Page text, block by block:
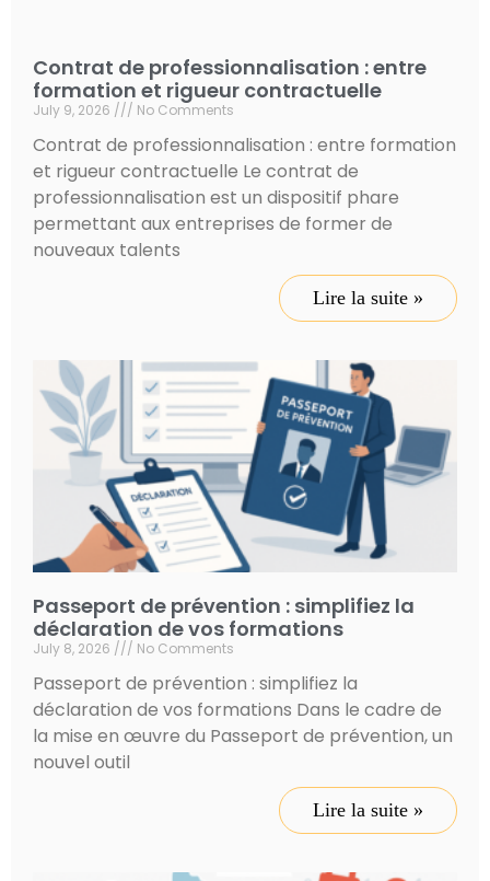
Contrat de professionnalisation : entre
formation et rigueur contractuelle
July 9, 2026 No Comments
Contrat de professionnalisation : entre formation
et rigueur contractuelle Le contrat de
professionnalisation est un dispositif phare
permettant aux entreprises de former de
nouveaux talents
Lire la suite »
Passeport de prévention : simplifiez la
déclaration de vos formations
July 8, 2026 No Comments
Passeport de prévention : simplifiez la
déclaration de vos formations Dans le cadre de
la mise en œuvre du Passeport de prévention, un
nouvel outil
Lire la suite »